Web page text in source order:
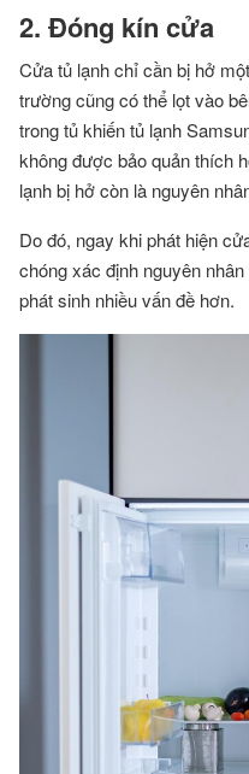
2. Đóng kín cửa
Cửa tủ lạnh chỉ cần bị hở
trường cũng có thể lọt vào
trong tủ khiến tủ lạnh
không được bảo quản thích
lạnh bị hở còn là nguyên
Do đó, ngay khi phát hiện
chóng xác định nguyên
phát sinh nhiều vấn đề hơn.